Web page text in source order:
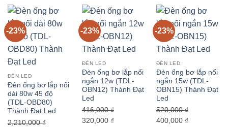
780,000 ₫.là:
600,000 ₫.
1,170,000 ₫.
là:
900,000 ₫.
1,430,000 ₫.là:
1,100,000
-23%
ĐÈN LED
Đèn ống bơ lắp nổi
dài 80w 45 độ
(TDL-OBD80)
Thành Đạt Led
2,210,000₫
-23%
ĐÈN LED
Đèn ống bơ lắp nổi
ngắn 12w (TDL-
OBN12) Thành Đạt
Led
416,000₫
Giá
320,000 ₫Giá
-23%
ĐÈN LED
Đèn ống bơ lắp nổi
ngắn 15w (TDL-
OBN15) Thành Đạt
Led
520,000₫
Giá
400,000 ₫Giá